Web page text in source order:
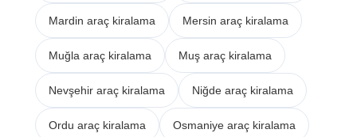
Mardin araç kiralama Mersin araç kiralama
Muğla araç kiralama Muş araç kiralama
Nevşehir araç kiralama Niğde araç kiralama
Ordu araç kiralama Osmaniye araç kiralama